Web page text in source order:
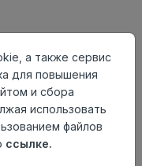
отличаться от
Проверяйте
а также сервис
для повышения
и сбора
использовать
файлов
ссылке.